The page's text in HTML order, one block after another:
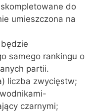
do
umieszczona na
samego rankingu o
partii.
liczba zwycięstw;
czarnymi;